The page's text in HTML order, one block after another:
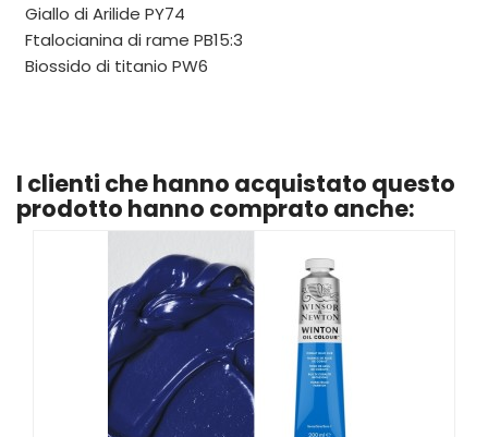
Giallo di Arilide PY74
Ftalocianina di rame PB15:3
Biossido di titanio PW6
I clienti che hanno acquistato questo
prodotto hanno comprato anche: